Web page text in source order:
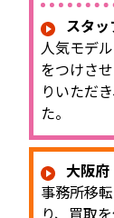
スタッ
人気モデ
をつけさ
りいただ
た。
大阪
事務所移